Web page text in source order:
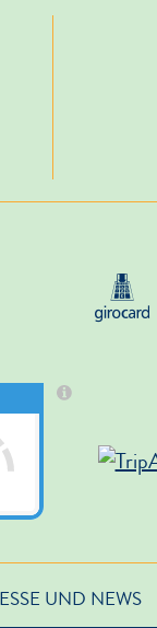
UND NEWS